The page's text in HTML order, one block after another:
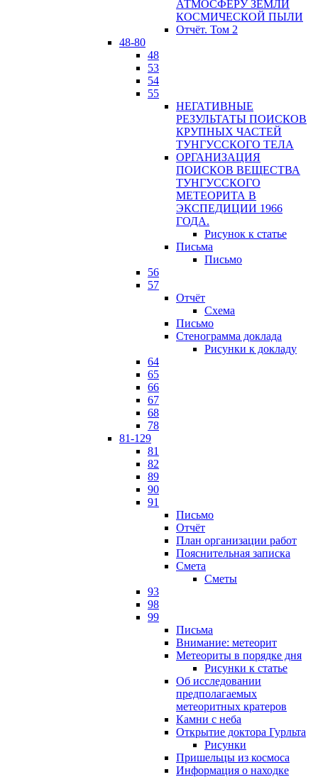
АТМОСФЕРУ ЗЕМЛИ
КОСМИЧЕСКОЙ ПЫЛИ
Отчёт. Том 2
48-80
48
53
54
55
НЕГАТИВНЫЕ
РЕЗУЛЬТАТЫ ПОИСКОВ
КРУПНЫХ ЧАСТЕЙ
ТУНГУССКОГО ТЕЛА
ОРГАНИЗАЦИЯ
ПОИСКОВ ВЕЩЕСТВА
ТУНГУССКОГО
МЕТЕОРИТА В
ЭКСПЕДИЦИИ 1966
ГОДА.
Рисунок к статье
Письма
Письмо
56
57
Отчёт
Схема
Письмо
Стенограмма доклада
Рисунки к докладу
64
65
66
67
68
78
81-129
81
82
89
90
91
Письмо
Отчёт
План организации работ
Пояснительная записка
Смета
Сметы
93
98
99
Письма
Внимание: метеорит
Метеориты в порядке дня
Рисунки к статье
Об исследовании
предполагаемых
метеоритных кратеров
Камни с неба
Открытие доктора Гурльта
Рисунки
Пришельцы из космоса
Информация о находке